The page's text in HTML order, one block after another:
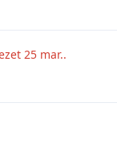
25 mar..